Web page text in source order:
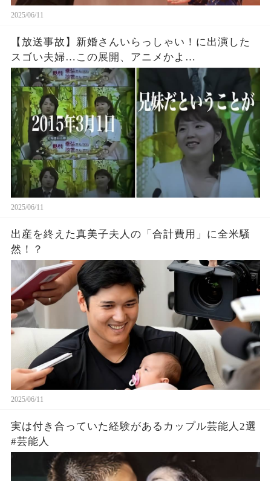
2025/06/11
【放送事故】新婚さんいらっしゃい！に出演した
スゴい夫婦…この展開、アニメかよ…
2025/06/11
出産を終えた真美子夫人の「合計費用」に全米騒
然！？
2025/06/11
実は付き合っていた経験があるカップル芸能人2選
#芸能人